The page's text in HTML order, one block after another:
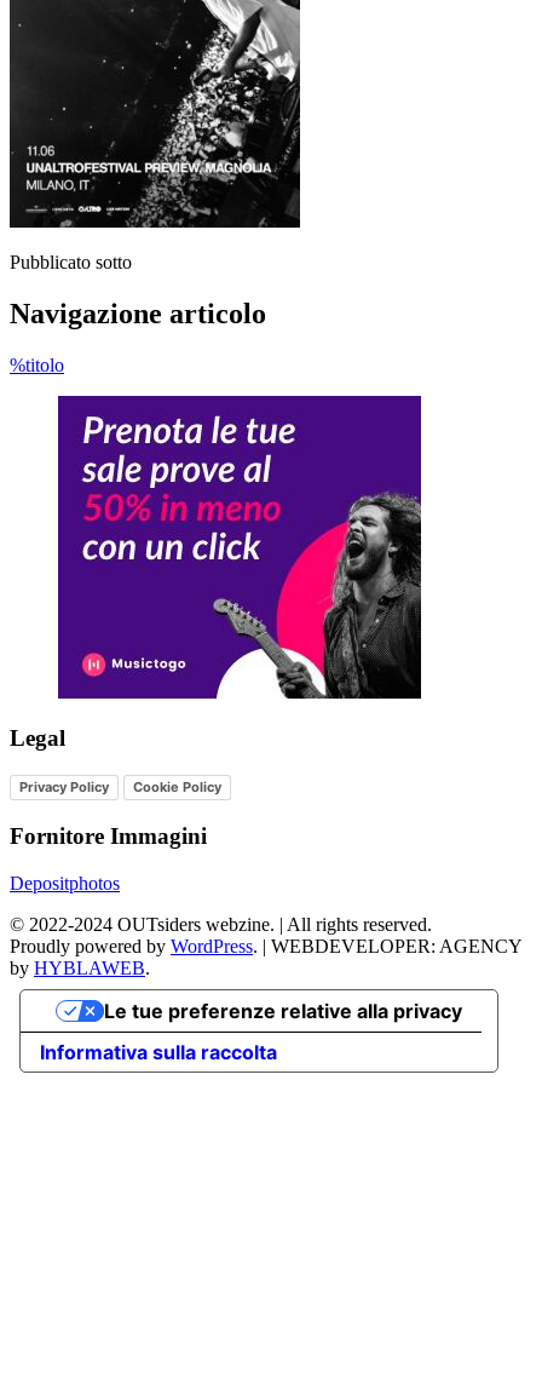
Pubblicato sotto
Navigazione articolo
%titolo
Legal
Privacy Policy Cookie Policy
Fornitore Immagini
Depositphotos
© 2022-2024 OUTsiders webzine. | All rights reserved.
Proudly powered by WordPress. | WEBDEVELOPER: AGENCY
by HYBLAWEB.
Informativa sulla raccolta
Le tue preferenze relative alla privacy